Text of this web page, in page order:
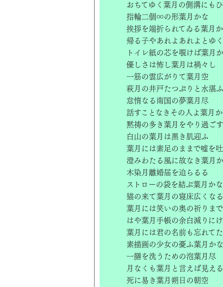
おちてゆく葉月の側溝にも
指輪二個∞の形葉月かな
挨拶を端折られてゐる葉月
帰る子やあれよあれよとゆ
トイレ紙の芯を覗けば葉月
優しさは怖し葉月は禍々し
一筋の雲広がりて葉月空
萩月の井戸たつぷりと水湛ふ
怠惰なる南国の夢葉月尽
話すことなきその人よ葉月
黙祷の多き葉月をやり過ごす
白山の葉月は黒き肌迎ふ
葉月には素足のままで嘘を
澄みわたる風に故なき葉月
木染月離婚届を迫らるる
ストローの袋を結ぶ葉月かな
猫の来て葉月の寝床広くなる
葉月には笑いの奥の祈りまで
はや葉月手帳の余白減りに
葉月には君の名前も忘れてた
素描画の少女の憂ふ葉月かな
一膳を洗うための泡葉月尽
月なくも葉月と言えば見え
死に易き葉月朔日の朝空